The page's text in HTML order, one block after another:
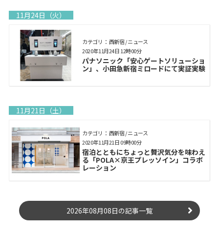
11月24日（火）
カテゴリ： 西新宿 / ニュース
パナソニック「安心ゲートソリューショ
ン」、小田急新宿ミロードにて実証実験
2020年11月24日 12時00分
11月21日（土）
カテゴリ： 西新宿 / ニュース
宿泊とともにちょっと贅沢気分を味わえ
る「POLA×京王プレッソイン」コラボ
レーション
2020年11月21日 09時00分
2026年08月08日の記事一覧